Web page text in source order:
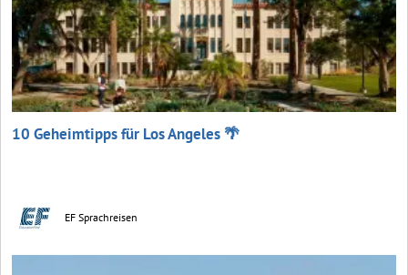
10 Geheimtipps für Los Angeles 🌴
EF Sprachreisen